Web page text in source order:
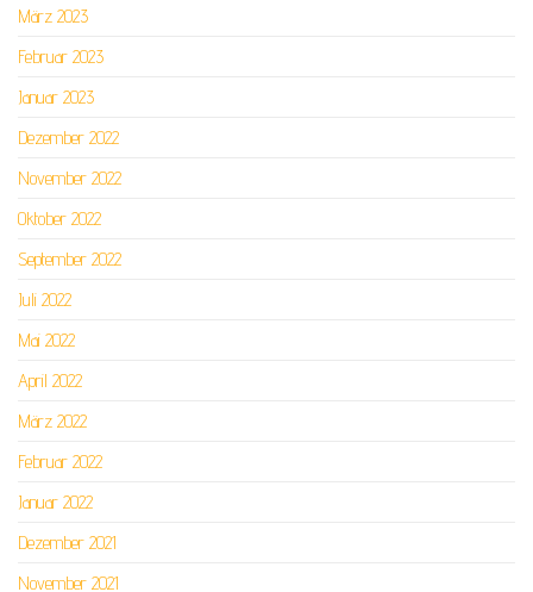
März 2023
Februar 2023
Januar 2023
Dezember 2022
November 2022
Oktober 2022
September 2022
Juli 2022
Mai 2022
April 2022
März 2022
Februar 2022
Januar 2022
Dezember 2021
November 2021